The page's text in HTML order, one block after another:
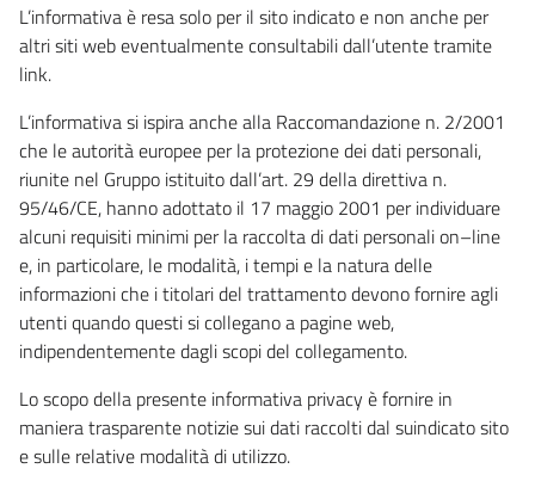
L’informativa è resa solo per il sito indicato e non anche per
altri siti web eventualmente consultabili dall’utente tramite
link.
L’informativa si ispira anche alla Raccomandazione n. 2/2001
che le autorità europee per la protezione dei dati personali,
riunite nel Gruppo istituito dall’art. 29 della direttiva n.
95/46/CE, hanno adottato il 17 maggio 2001 per individuare
alcuni requisiti minimi per la raccolta di dati personali on–line
e, in particolare, le modalità, i tempi e la natura delle
informazioni che i titolari del trattamento devono fornire agli
utenti quando questi si collegano a pagine web,
indipendentemente dagli scopi del collegamento.
Lo scopo della presente informativa privacy è fornire in
maniera trasparente notizie sui dati raccolti dal suindicato sito
e sulle relative modalità di utilizzo.